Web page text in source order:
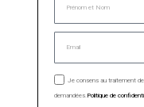
Je consens au traitement
demandées. Politique de